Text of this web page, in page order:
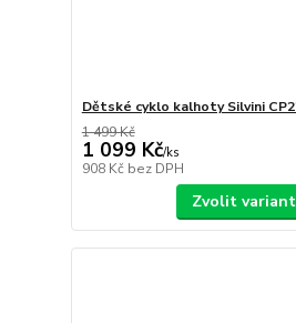
Dětské cyklo kalhoty Silvini
1 499 Kč
1 099 Kč/ks
908 Kč bez DPH
Zvolit